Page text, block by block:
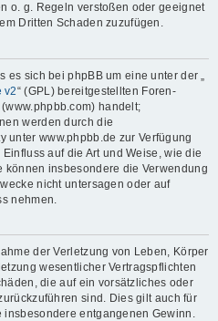
o. g. Regeln verstoßen oder geeignet
Dritten Schaden zuzufügen.
es sich bei phpBB um eine unter der „
v2“ (GPL) bereitgestellten Foren-
handelt;
werden durch die
unter www.phpbb.de zur Verfügung
auf die Art und Weise, wie die
können insbesondere die Verwendung
nicht untersagen oder auf
nehmen.
der Verletzung von Leben, Körper
wesentlicher Vertragspflichten
die auf ein vorsätzliches oder
sind. Dies gilt auch für
entgangenen Gewinn.